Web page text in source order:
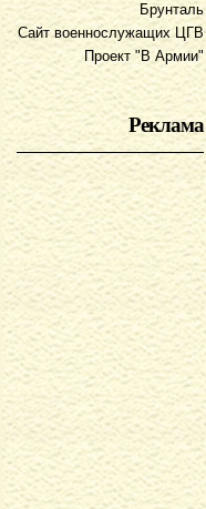
Брунталь
Сайт военнослужащих ЦГВ
Проект "В Армии"
Реклама